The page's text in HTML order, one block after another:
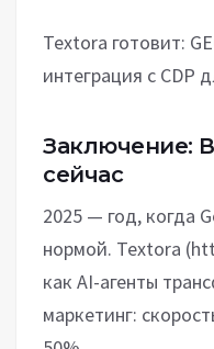
Textora готовит:
интеграция с CDP
Заключение:
сейчас
2025 — год, когда
нормой. Textora
как AI-агенты
маркетинг: